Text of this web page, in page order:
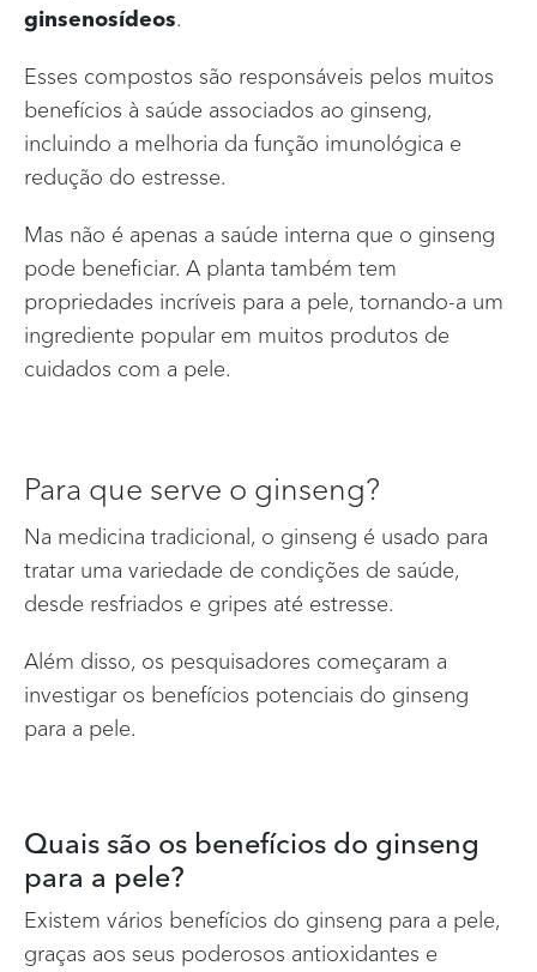
ginsenosídeos.
Esses compostos são responsáveis pelos muitos
benefícios à saúde associados ao ginseng,
incluindo a melhoria da função imunológica e
redução do estresse.
Mas não é apenas a saúde interna que o ginseng
pode beneficiar. A planta também tem
propriedades incríveis para a pele, tornando-a um
ingrediente popular em muitos produtos de
cuidados com a pele.
Para que serve o ginseng?
Na medicina tradicional, o ginseng é usado para
tratar uma variedade de condições de saúde,
desde resfriados e gripes até estresse.
Além disso, os pesquisadores começaram a
investigar os benefícios potenciais do ginseng
para a pele.
Quais são os benefícios do ginseng
para a pele?
Existem vários benefícios do ginseng para a pele,
graças aos seus poderosos antioxidantes e